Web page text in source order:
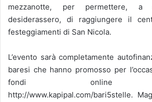
mezzanotte, per permettere,
desiderassero, di raggiungere il
festeggiamenti di San Nicola.
L’evento sarà completamente
baresi che hanno promosso per
fondi online
http://www.kapipal.com/bari5stelle.